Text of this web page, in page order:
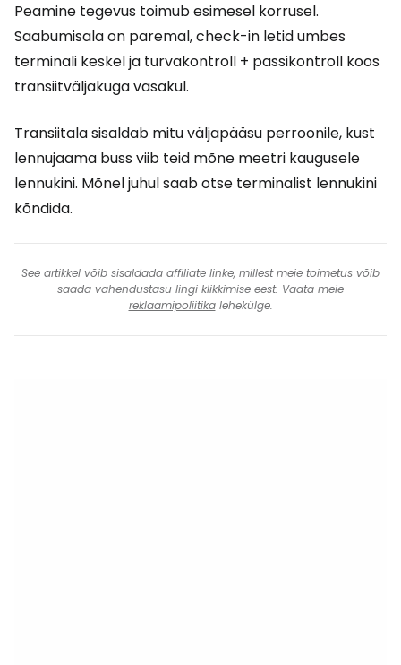
Peamine tegevus toimub esimesel korrusel.
Saabumisala on paremal, check-in letid umbes
terminali keskel ja turvakontroll + passikontroll koos
transiitväljakuga vasakul.
Transiitala sisaldab mitu väljapääsu perroonile, kust
lennujaama buss viib teid mõne meetri kaugusele
lennukini. Mõnel juhul saab otse terminalist lennukini
kõndida.
See artikkel võib sisaldada affiliate linke, millest meie toimetus võib
saada vahendustasu lingi klikkimise eest. Vaata meie
reklaamipoliitikalehekülge.